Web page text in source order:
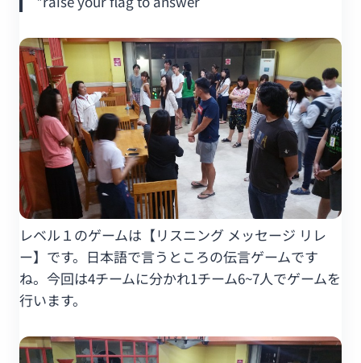
レベル１のゲームは【リスニング メッセージ リレ
ー】です。日本語で言うところの伝言ゲームです
ね。今回は4チームに分かれ1チーム6~7人でゲームを
行います。